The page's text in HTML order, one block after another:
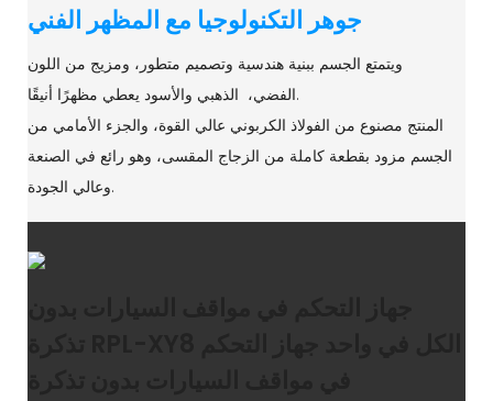
جوهر التكنولوجيا مع المظهر الفني
ويتمتع الجسم ببنية هندسية وتصميم متطور، ومزيج من اللون
الفضي، الذهبي والأسود يعطي مظهرًا أنيقًا.
المنتج مصنوع من الفولاذ الكربوني عالي القوة، والجزء الأمامي من
الجسم مزود بقطعة كاملة من الزجاج المقسى، وهو رائع في الصنعة
وعالي الجودة.